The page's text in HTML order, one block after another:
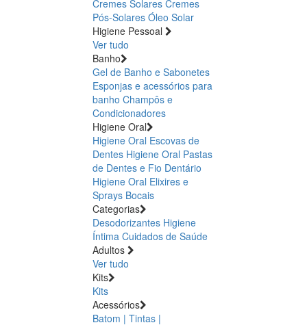
Cremes Solares Cremes
Pós-Solares Óleo Solar
Higiene Pessoal
Ver tudo
Banho
Gel de Banho e Sabonetes
Esponjas e acessórios para
banho Champôs e
Condicionadores
Higiene Oral
Higiene Oral Escovas de
Dentes Higiene Oral Pastas
de Dentes e Fio Dentário
Higiene Oral Elixires e
Sprays Bocais
Categorias
Desodorizantes Higiene
Íntima Cuidados de Saúde
Adultos
Ver tudo
Kits
Kits
Acessórios
Batom | Tintas |